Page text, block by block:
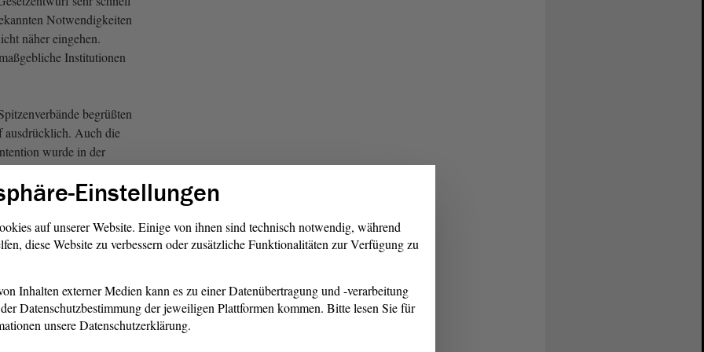
Notwendigkeiten
näher eingehen.
Institutionen
begrüßten
ausdrücklich. Auch die
wurde in der
von allen
mit Wohlwollen
Sitzung des Ausschusses
kreiste im Wesentlichen
eine Rückwirkung
konnte entkräftet werden.
eingebrachte Expertise
überein, dass eine
Einstellungen
auf unserer Website. Einige von ihnen sind technisch notwendig, während
diese Website zu verbessern oder zusätzliche Funktionalitäten zur Verfügung zu
Inhalten externer Medien kann es zu einer Datenübertragung und -verarbeitung
Datenschutzbestimmung der jeweiligen Plattformen kommen. Bitte lesen Sie für
unsere Datenschutzerklärung.